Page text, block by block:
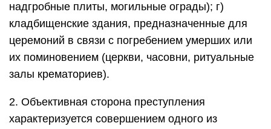
надгробные плиты, могильные ограды); г)
кладбищенские здания, предназначенные для
церемоний в связи с погребением умерших или
их поминовением (церкви, часовни, ритуальные
залы крематориев).
2. Объективная сторона преступления
характеризуется совершением одного из